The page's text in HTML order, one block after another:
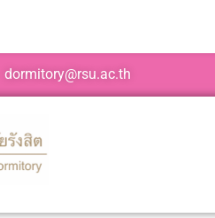
dormitory@rsu.ac.th